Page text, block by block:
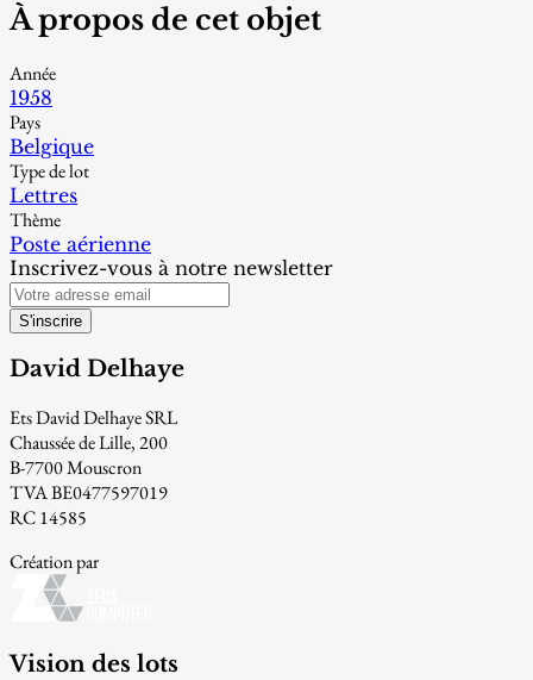
À propos de cet objet
Année
1958
Pays
Belgique
Type de lot
Lettres
Thème
Poste aérienne
Inscrivez-vous à notre newsletter
S'inscrire
David Delhaye
Ets David Delhaye SRL
Chaussée de Lille, 200
B-7700 Mouscron
TVA BE0477597019
RC 14585
Création par
Vision des lots